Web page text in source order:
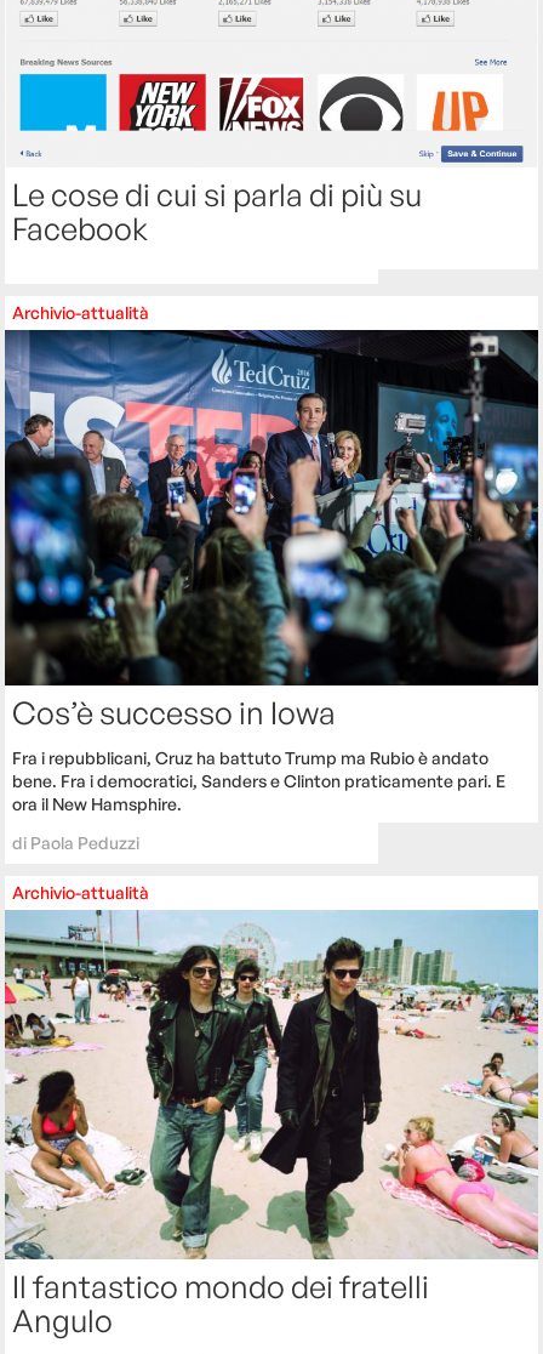
Le cose di cui si parla di più su
Facebook
Archivio-attualità
Cos’è successo in Iowa
Fra i repubblicani, Cruz ha battuto Trump ma Rubio è andato
bene. Fra i democratici, Sanders e Clinton praticamente pari. E
ora il New Hamsphire.
di Paola Peduzzi
Archivio-attualità
Il fantastico mondo dei fratelli
Angulo